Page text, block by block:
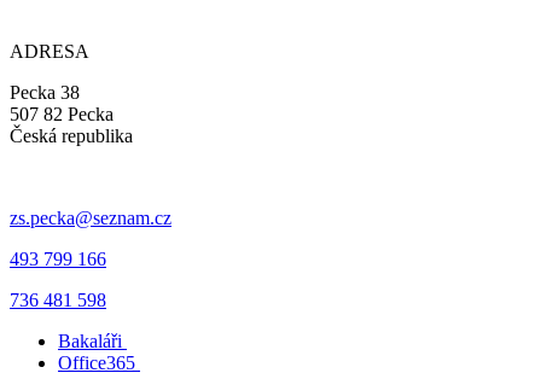
ADRESA
Pecka 38
507 82 Pecka
Česká republika
zs.pecka@seznam.cz
493 799 166
736 481 598
Bakaláři
Office365